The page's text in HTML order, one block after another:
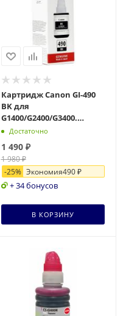
Картридж Canon GI-490
BK для
G1400/G2400/G3400.
Чёрный. 6000 страниц.
Достаточно
1 490₽
1 980₽
-25% Экономия490₽
+ 34 бонусов
В КОРЗИНУ